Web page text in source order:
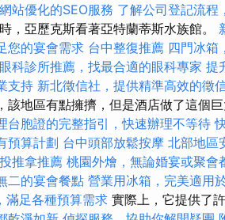
站優化的SEO服務 了解公司登記流程
，亞歷克斯看著亞特蘭蒂斯水族館。
您的宴會需求 台中整復推薦 四門冰箱
眼科診所推薦，找最合適的眼科專家 提
支持 新北徵信社，提供精準高效的徵
地區有點擁擠，但是酒店做了這個
台胞證的完整指引，快速辦理不等待
預算計劃 台中頭部放鬆按摩 北部地區
推拿推薦 桃園外燴，無論婚宴或聚會
二的宴會餐點 營業用冰箱，完美適用
足各種預算需求 實際上，它提供了